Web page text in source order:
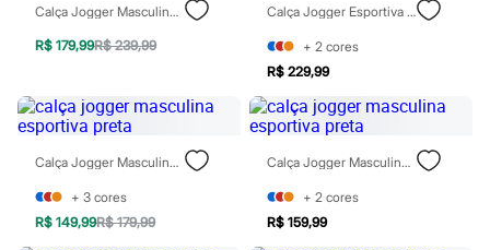
Óculos
Relógios
Calçados
Chinelos
Rasteirinhas
Sandálias
Sapatilhas
Tênis
Marcas
City
Clock House
Calça Jogger Masculina Esportiva Preta
R$ 179,99R$ 239,99
Calça Jogger Esportiva Masculina Cós Elástico Preta
+ 2 cores
R$ 229,99
Calça Jogger Masculina Esportiva Preta
+ 3 cores
R$ 149,99R$ 179,99
Calça Jogger Masculina Esportiva Preta
+ 2 cores
R$ 159,99